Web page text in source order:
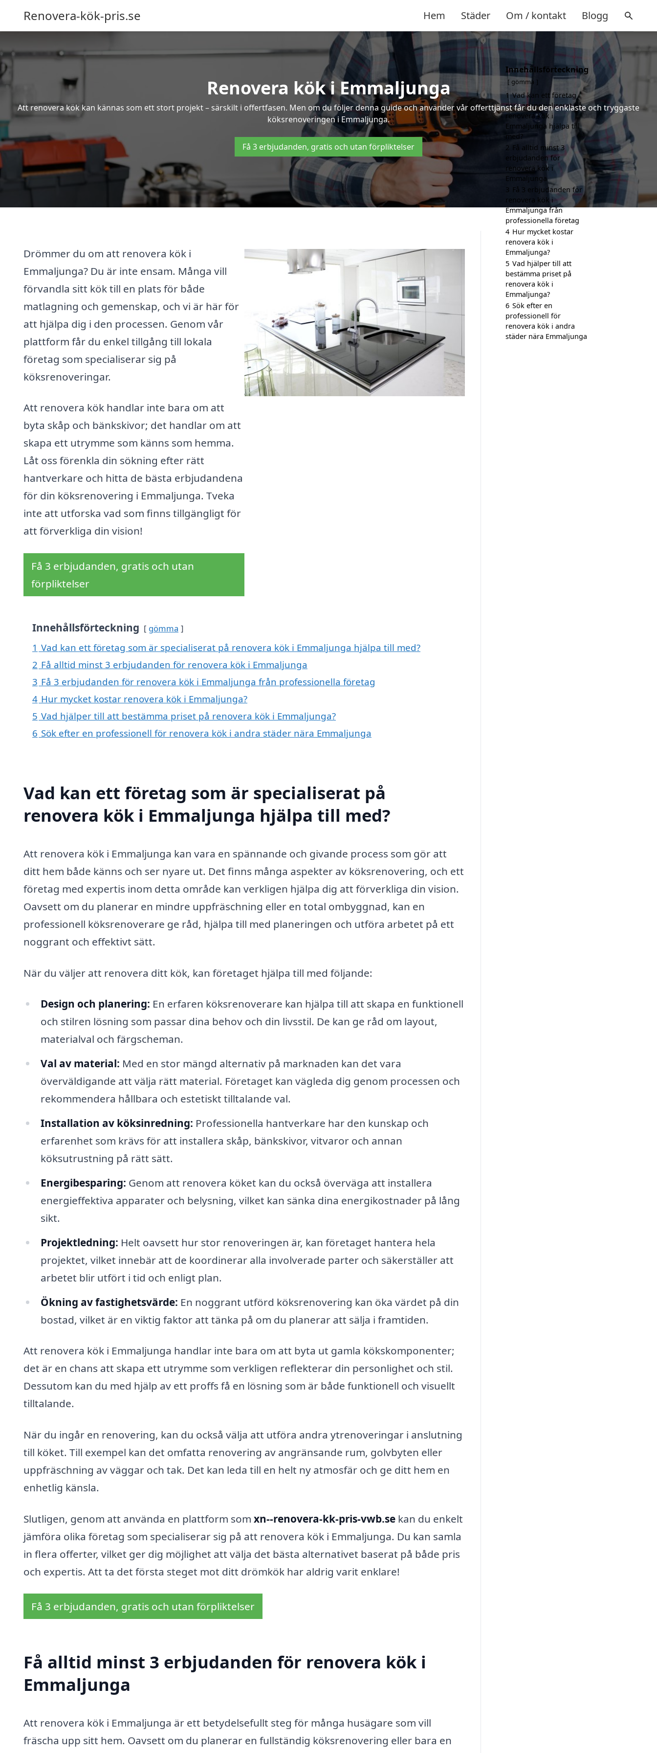
Renovera-kök-pris.se Hem Städer Om / kontakt Blogg
Renovera kök i Emmaljunga
Att renovera kök kan kännas som ett stort projekt – särskilt i offertfasen. Men om du följer denna guide och använder vår offerttjänst får du den enklaste och tryggaste
köksrenoveringen i Emmaljunga.
Få 3 erbjudanden, gratis och utan förpliktelser
Drömmer du om att renovera kök i
Emmaljunga? Du är inte ensam. Många vill
förvandla sitt kök till en plats för både
matlagning och gemenskap, och vi är här för
att hjälpa dig i den processen. Genom vår
plattform får du enkel tillgång till lokala
företag som specialiserar sig på
köksrenoveringar.
Att renovera kök handlar inte bara om att
byta skåp och bänkskivor; det handlar om att
skapa ett utrymme som känns som hemma.
Låt oss förenkla din sökning efter rätt
hantverkare och hitta de bästa erbjudandena
för din köksrenovering i Emmaljunga. Tveka
inte att utforska vad som finns tillgängligt för
att förverkliga din vision!
Få 3 erbjudanden, gratis och utan
förpliktelser
Innehållsförteckning gömma
1 Vad kan ett företag som är specialiserat på renovera kök i Emmaljunga hjälpa till med?
2 Få alltid minst 3 erbjudanden för renovera kök i Emmaljunga
3 Få 3 erbjudanden för renovera kök i Emmaljunga från professionella företag
4 Hur mycket kostar renovera kök i Emmaljunga?
5 Vad hjälper till att bestämma priset på renovera kök i Emmaljunga?
6 Sök efter en professionell för renovera kök i andra städer nära Emmaljunga
Vad kan ett företag som är specialiserat på
renovera kök i Emmaljunga hjälpa till med?
Att renovera kök i Emmaljunga kan vara en spännande och givande process som gör att
ditt hem både känns och ser nyare ut. Det finns många aspekter av köksrenovering, och ett
företag med expertis inom detta område kan verkligen hjälpa dig att förverkliga din vision.
Oavsett om du planerar en mindre uppfräschning eller en total ombyggnad, kan en
professionell köksrenoverare ge råd, hjälpa till med planeringen och utföra arbetet på ett
noggrant och effektivt sätt.
När du väljer att renovera ditt kök, kan företaget hjälpa till med följande:
Design och planering: En erfaren köksrenoverare kan hjälpa till att skapa en funktionell
och stilren lösning som passar dina behov och din livsstil. De kan ge råd om layout,
materialval och färgscheman.
Val av material: Med en stor mängd alternativ på marknaden kan det vara
överväldigande att välja rätt material. Företaget kan vägleda dig genom processen och
rekommendera hållbara och estetiskt tilltalande val.
Installation av köksinredning: Professionella hantverkare har den kunskap och
erfarenhet som krävs för att installera skåp, bänkskivor, vitvaror och annan
köksutrustning på rätt sätt.
Energibesparing: Genom att renovera köket kan du också överväga att installera
energieffektiva apparater och belysning, vilket kan sänka dina energikostnader på lång
sikt.
Projektledning: Helt oavsett hur stor renoveringen är, kan företaget hantera hela
projektet, vilket innebär att de koordinerar alla involverade parter och säkerställer att
arbetet blir utfört i tid och enligt plan.
Ökning av fastighetsvärde: En noggrant utförd köksrenovering kan öka värdet på din
bostad, vilket är en viktig faktor att tänka på om du planerar att sälja i framtiden.
Att renovera kök i Emmaljunga handlar inte bara om att byta ut gamla kökskomponenter;
det är en chans att skapa ett utrymme som verkligen reflekterar din personlighet och stil.
Dessutom kan du med hjälp av ett proffs få en lösning som är både funktionell och visuellt
tilltalande.
När du ingår en renovering, kan du också välja att utföra andra ytrenoveringar i anslutning
till köket. Till exempel kan det omfatta renovering av angränsande rum, golvbyten eller
uppfräschning av väggar och tak. Det kan leda till en helt ny atmosfär och ge ditt hem en
enhetlig känsla.
Slutligen, genom att använda en plattform som xn--renovera-kk-pris-vwb.se kan du enkelt
jämföra olika företag som specialiserar sig på att renovera kök i Emmaljunga. Du kan samla
in flera offerter, vilket ger dig möjlighet att välja det bästa alternativet baserat på både pris
och expertis. Att ta det första steget mot ditt drömkök har aldrig varit enklare!
Få 3 erbjudanden, gratis och utan förpliktelser
Få alltid minst 3 erbjudanden för renovera kök i
Emmaljunga
Att renovera kök i Emmaljunga är ett betydelsefullt steg för många husägare som vill
fräscha upp sitt hem. Oavsett om du planerar en fullständig köksrenovering eller bara en
Innehållsförteckning
gömma
1 Vad kan ett företag
som är specialiserat på
renovera kök i
Emmaljunga hjälpa till
med?
2 Få alltid minst 3
erbjudanden för
renovera kök i
Emmaljunga
3 Få 3 erbjudanden för
renovera kök i
Emmaljunga från
professionella företag
4 Hur mycket kostar
renovera kök i
Emmaljunga?
5 Vad hjälper till att
bestämma priset på
renovera kök i
Emmaljunga?
6 Sök efter en
professionell för
renovera kök i andra
städer nära Emmaljunga